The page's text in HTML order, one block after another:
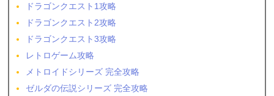
ドラゴンクエスト1攻略
ドラゴンクエスト2攻略
ドラゴンクエスト3攻略
レトロゲーム攻略
メトロイドシリーズ 完全攻略
ゼルダの伝説シリーズ 完全攻略